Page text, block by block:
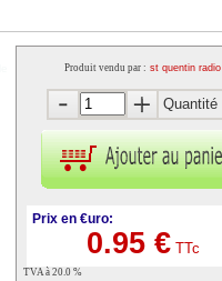
Produit vendu par : st quentin radio
Quantité
Prix en €uro:
0.95 €TTc
TVA à 20.0 %